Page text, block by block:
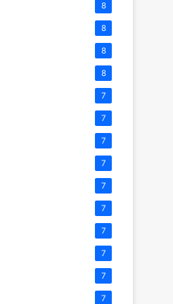
8
8
8
8
7
7
7
7
7
7
7
7
7
7